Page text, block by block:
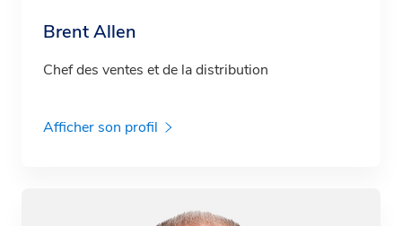
Brent Allen
Chef des ventes et de la distribution
Afficher son profil